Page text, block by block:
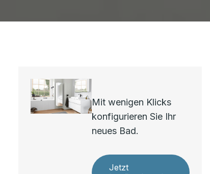
Mit wenigen Klicks
konfigurieren Sie Ihr
neues Bad.
Jetzt